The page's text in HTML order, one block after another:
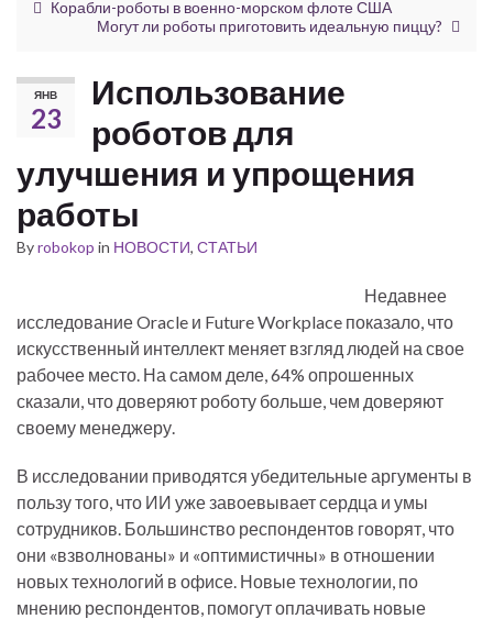
Корабли-роботы в военно-морском флоте США
Могут ли роботы приготовить идеальную пиццу?
ЯНВ
23
Использование
роботов для
улучшения и упрощения
работы
Byrobokop in НОВОСТИ, СТАТЬИ
Недавнее
исследование Oracle и Future Workplace показало, что
искусственный интеллект меняет взгляд людей на свое
рабочее место. На самом деле, 64% опрошенных
сказали, что доверяют роботу больше, чем доверяют
своему менеджеру.
В исследовании приводятся убедительные аргументы в
пользу того, что ИИ уже завоевывает сердца и умы
сотрудников. Большинство респондентов говорят, что
они «взволнованы» и «оптимистичны» в отношении
новых технологий в офисе. Новые технологии, по
мнению респондентов, помогут оплачивать новые